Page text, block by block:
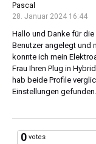
Pascal
28. Januar 2024 16:44
Hallo und Danke für
Benutzer angelegt und
konnte ich mein
Frau Ihren Plug in
hab beide Profile
Einstellungen
0 votes